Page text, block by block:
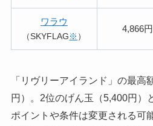
ワラウ
（SKYFLAG ※ ）
4,866円
「リヴリーアイランド」の最高
円）。2位のげん玉（5,400円）
ポイントや条件は変更される可